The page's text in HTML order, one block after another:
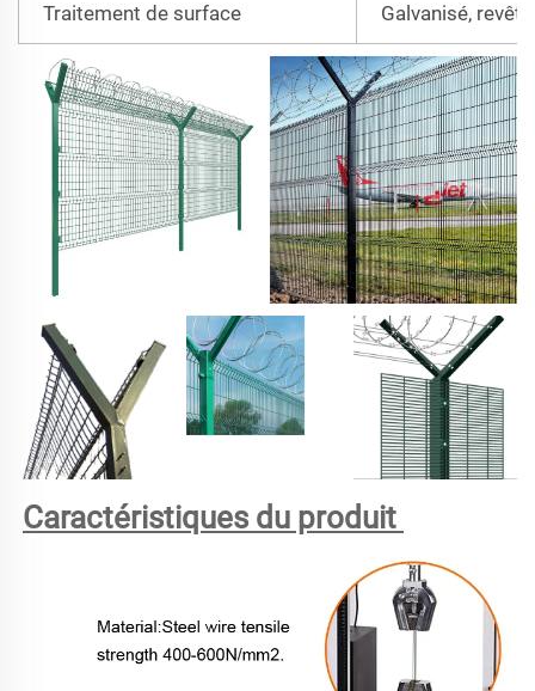
Traitement de surface Galvanisé,
Caractéristiques du produit